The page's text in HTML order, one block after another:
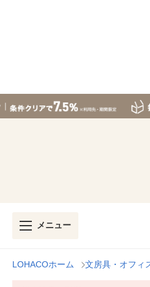
メニュー
LOHACOホーム 文房具・オフィ